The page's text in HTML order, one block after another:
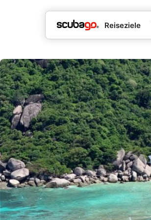
Reiseziele